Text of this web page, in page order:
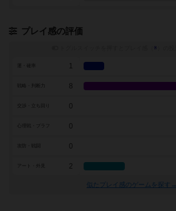
プレイ感の評価
※
1
戦略・判断力 8
0
0
0
アート・外見 2
似たプレイ感のゲームを探す→